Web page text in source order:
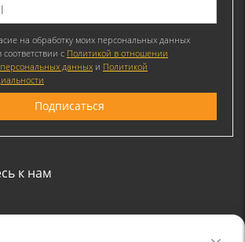
на обработку моих персональных данных
соответствии с Политикой в отношении
данных и Политикой
к нам